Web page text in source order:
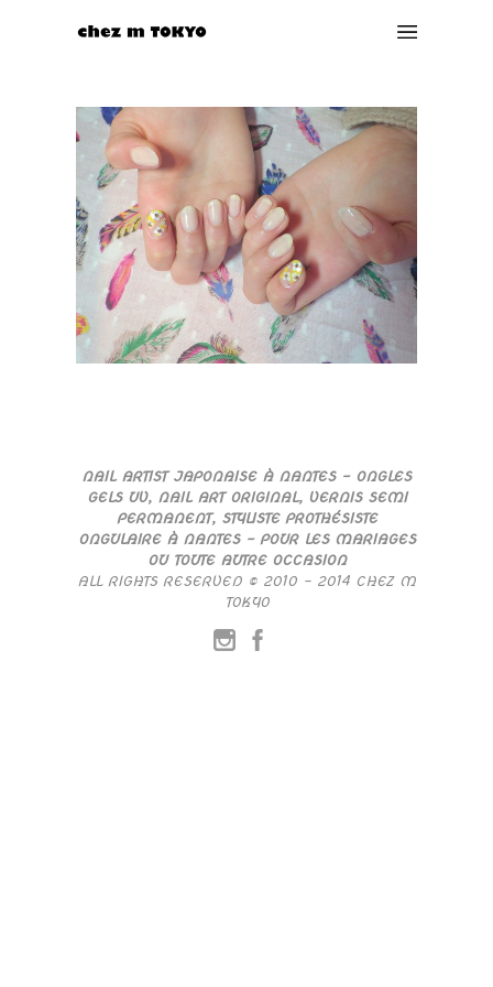
NAIL ARTIST JAPONAISE À NANTES – ONGLES
GELS UV, NAIL ART ORIGINAL, VERNIS SEMI
PERMANENT, STYLISTE PROTHÉSISTE
ONGULAIRE À NANTES – POUR LES MARIAGES
OU TOUTE AUTRE OCCASION
ALL RIGHTS RESERVED © 2010 – 2014 CHEZ M
TOKYO